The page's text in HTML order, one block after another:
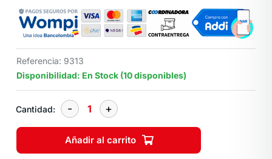
Referencia: 9313
Disponibilidad: En Stock (10 disponibles)
Cantidad:
Añadir al carrito